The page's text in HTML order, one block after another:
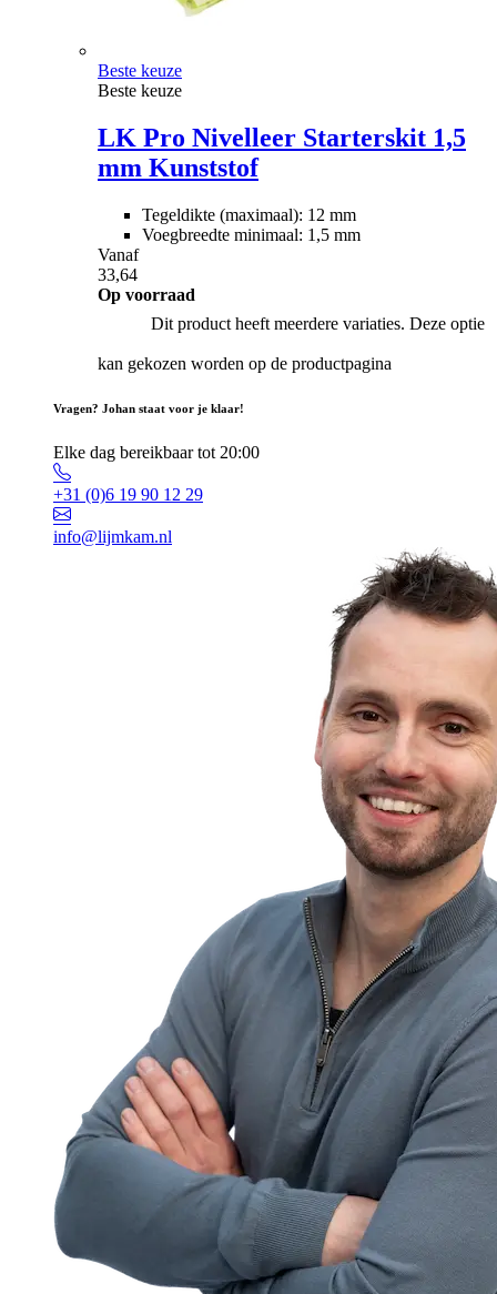
Beste keuze
Beste keuze
LK Pro Nivelleer Starterskit 1,5
mm Kunststof
Tegeldikte (maximaal): 12 mm
Voegbreedte minimaal: 1,5 mm
Vanaf
33,64
Op voorraad
Dit product heeft meerdere variaties. Deze optie
kan gekozen worden op de productpagina
Vragen? Johan staat voor je klaar!
Elke dag bereikbaar tot 20:00
+31 (0)6 19 90 12 29
info@lijmkam.nl